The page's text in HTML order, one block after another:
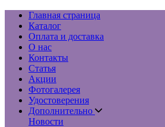
Главная страница
Каталог
Оплата и доставка
О нас
Контакты
Статья
Акции
Фотогалерея
Удостоверения
Дополнительно
Новости